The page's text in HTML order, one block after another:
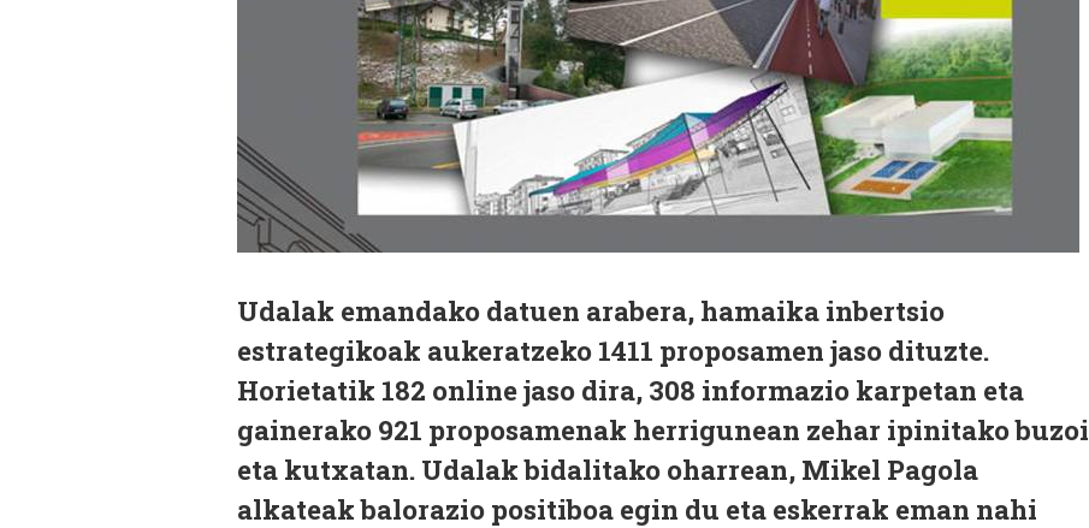
Udalak emandako datuen arabera, hamaika inbertsio
estrategikoak aukeratzeko 1411 proposamen jaso dituzte.
Horietatik 182 online jaso dira, 308 informazio karpetan eta
gainerako 921 proposamenak herrigunean zehar ipinitako buzoi
eta kutxatan. Udalak bidalitako oharrean, Mikel Pagola
alkateak balorazio positiboa egin du eta eskerrak eman nahi